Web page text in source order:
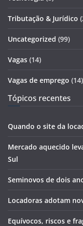
Tributação & Jurídico
Uncategorized (99)
Vagas (14)
Vagas de emprego (14)
Tópicos recentes
Quando o site da
Mercado aquecido
Sul
Seminovos de dois
Locadoras adotam
Equívocos, riscos e